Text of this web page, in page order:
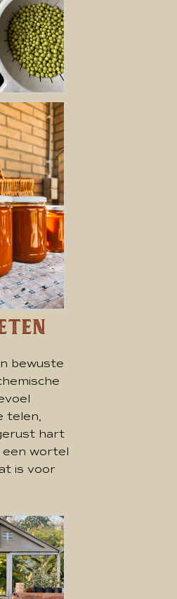
bewuste
telen,
hart
een wortel
is voor